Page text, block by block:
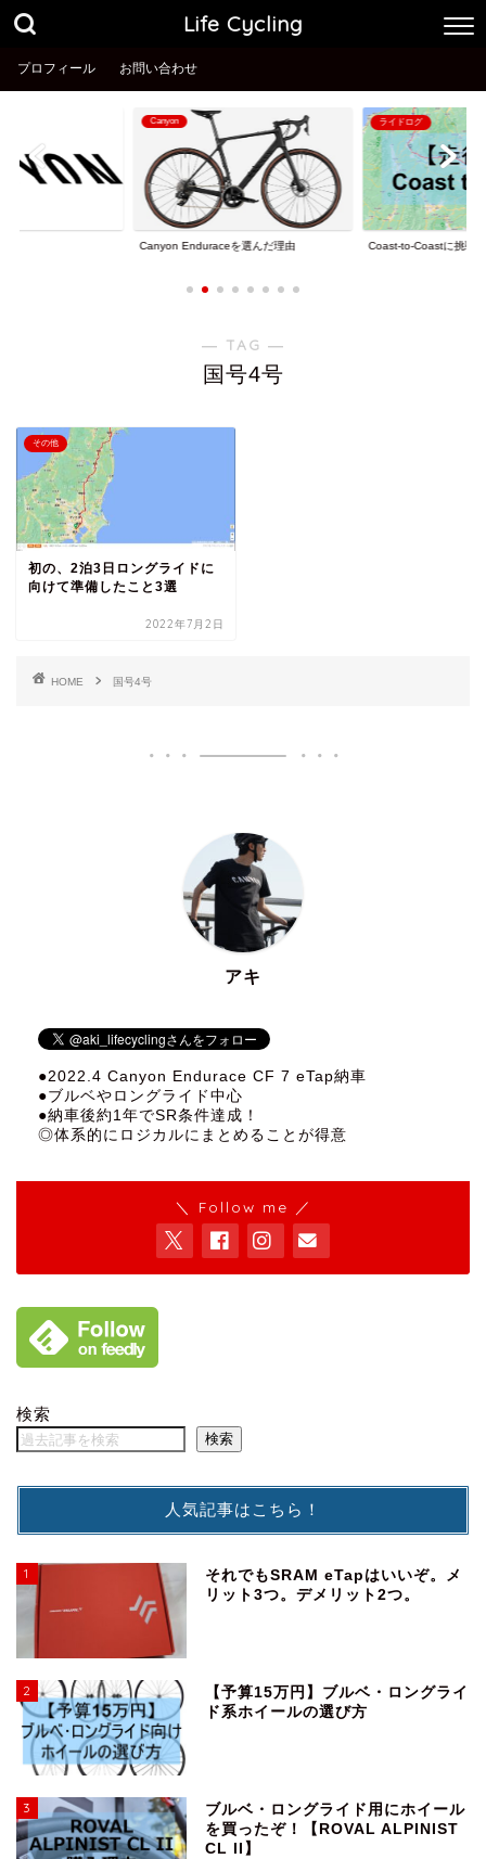
Life Cycling
プロフィール お問い合わせ
Canyon
Canyon Enduraceを選んだ理由
ライドログ
Coast-to-Coastに挑戦！
― TAG ―
国号4号
その他
初の、2泊3日ロングライドに
向けて準備したこと3選
2022年7月2日
HOME 国号4号
アキ
●2022.4 Canyon Endurace CF 7 eTap納車
●ブルベやロングライド中心
●納車後約1年でSR条件達成！
◎体系的にロジカルにまとめることが得意
＼ Follow me ／
検索
検索
人気記事はこちら！
1
それでもSRAM eTapはいいぞ。メ
リット3つ。デメリット2つ。
2
【予算15万円】ブルベ・ロングライ
ド系ホイールの選び方
3
ブルベ・ロングライド用にホイール
を買ったぞ！【ROVAL ALPINIST
CL II】